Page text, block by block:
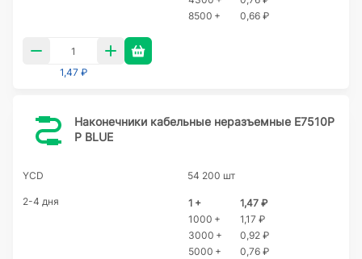
8500 +
0,66 ₽
1,47 ₽
Наконечники кабельные неразъемные E7510P
P BLUE
YCD 54 200 шт
2-4 дня 1 +
1,47 ₽
1000 +
1,17 ₽
3000 +
0,92 ₽
5000 +
0,76 ₽